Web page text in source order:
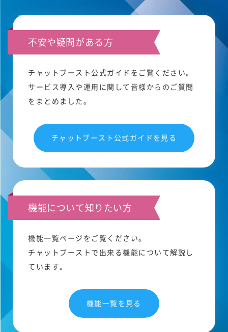
不安や疑問がある方
チャットブースト公式ガイドをご覧ください。
サービス導入や運用に関して皆様からのご質問
をまとめました。
チャットブースト公式ガイドを見る
機能について知りたい方
機能一覧ページをご覧ください。
チャットブーストで出来る機能について解説し
ています。
機能一覧を見る